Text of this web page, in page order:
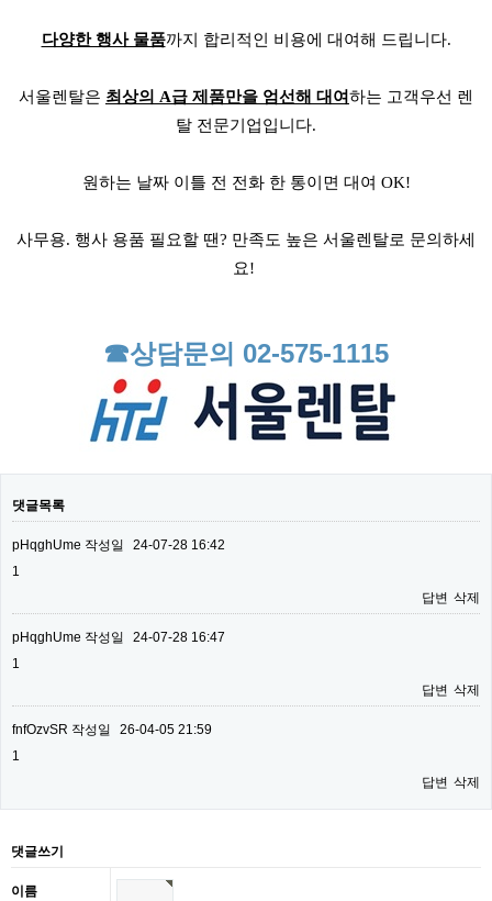
다양한 행사 물품까지 합리적인 비용에 대여해 드립니다.
서울렌탈은 최상의 A급 제품만을 엄선해 대여하는 고객우선 렌
탈 전문기업입니다.
원하는 날짜 이틀 전 전화 한 통이면 대여 OK!
사무용. 행사 용품 필요할 땐? 만족도 높은 서울렌탈로 문의하세
요!
☎상담문의 02-575-1115
댓글목록
pHqghUme 작성일
24-07-28 16:42
1
답변 삭제
pHqghUme 작성일
24-07-28 16:47
1
답변 삭제
fnfOzvSR 작성일
26-04-05 21:59
1
답변 삭제
댓글쓰기
이름